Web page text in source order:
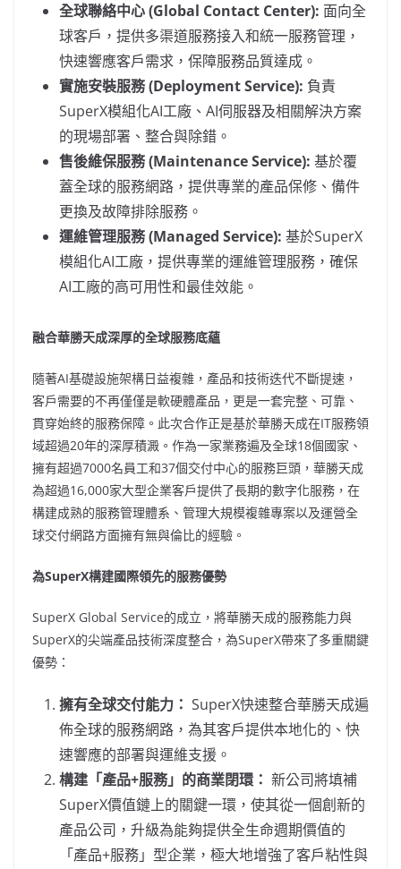
全球聯絡中心 (Global Contact Center): 面向全
球客戶，提供多渠道服務接入和統一服務管理，
快速響應客戶需求，保障服務品質達成。
實施安裝服務 (Deployment Service): 負責
SuperX模組化AI工廠、AI伺服器及相關解決方案
的現場部署、整合與除錯。
售後維保服務 (Maintenance Service): 基於覆
蓋全球的服務網路，提供專業的產品保修、備件
更換及故障排除服務。
運維管理服務 (Managed Service): 基於SuperX
模組化AI工廠，提供專業的運維管理服務，確保
AI工廠的高可用性和最佳效能。
融合華勝天成深厚的全球服務底蘊
隨著AI基礎設施架構日益複雜，產品和技術迭代不斷提速，
客戶需要的不再僅僅是軟硬體產品，更是一套完整、可靠、
貫穿始終的服務保障。此次合作正是基於華勝天成在IT服務領
域超過20年的深厚積澱。作為一家業務遍及全球18個國家、
擁有超過7000名員工和37個交付中心的服務巨頭，華勝天成
為超過16,000家大型企業客戶提供了長期的數字化服務，在
構建成熟的服務管理體系、管理大規模複雜專案以及運營全
球交付網路方面擁有無與倫比的經驗。
為SuperX構建國際領先的服務優勢
SuperX Global Service的成立，將華勝天成的服務能力與
SuperX的尖端產品技術深度整合，為SuperX帶來了多重關鍵
優勢：
擁有全球交付能力： SuperX快速整合華勝天成遍
佈全球的服務網路，為其客戶提供本地化的、快
速響應的部署與運維支援。
構建「產品+服務」的商業閉環： 新公司將填補
SuperX價值鏈上的關鍵一環，使其從一個創新的
產品公司，升級為能夠提供全生命週期價值的
「產品+服務」型企業，極大地增強了客戶粘性與